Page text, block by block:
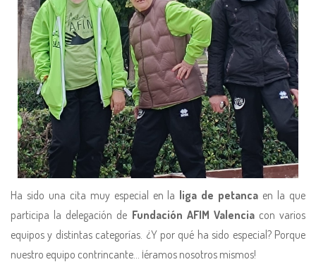
Ha sido una cita muy especial en la liga de petanca en la que
participa la delegación de Fundación AFIM Valenciacon varios
equipos y distintas categorías. ¿Y por qué ha sido especial? Porque
nuestro equipo contrincante… ¡éramos nosotros mismos!